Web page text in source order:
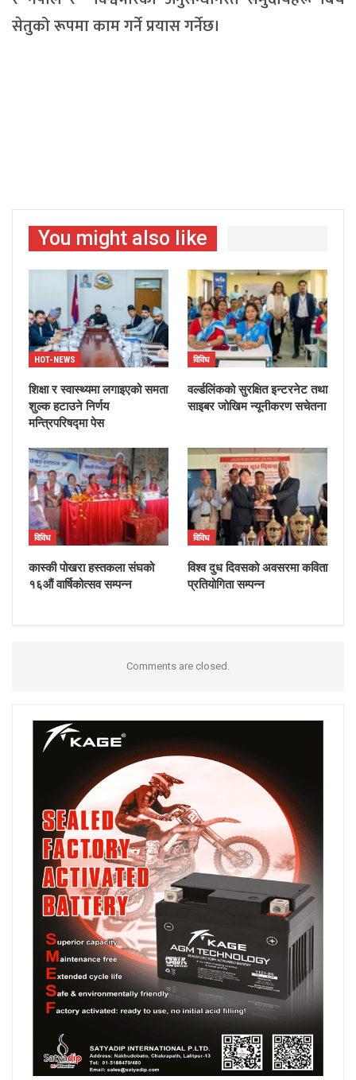
सेतुको रूपमा काम गर्ने प्रयास गर्नेछ।
You might also like
HOT-NEWS
शिक्षा र स्वास्थ्यमा लगाइएको समता
शुल्क हटाउने निर्णय
मन्त्रिपरिषद्मा पेस
विविध
वर्ल्डलिंकको सुरक्षित इन्टरनेट तथा
साइबर जोखिम न्यूनीकरण सचेतना
विविध
कास्की पोखरा हस्तकला संघको
१६औं वार्षिकोत्सव सम्पन्न
विविध
विश्व दुध दिवसको अवसरमा कविता
प्रतियोगिता सम्पन्न
Comments are closed.